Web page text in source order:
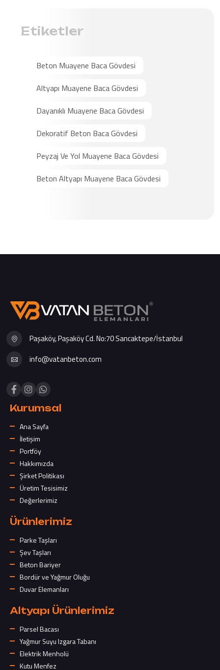
Etiketler
Beton Muayene Baca Gövdesi
Altyapı Muayene Baca Gövdesi
Dayanıklı Muayene Baca Gövdesi
Dekoratif Beton Baca Gövdesi
Peyzaj Ve Yol Muayene Baca Gövdesi
Beton Altyapı Muayene Baca Gövdesi
Paşaköy, Paşaköy Cd. No:70 Sancaktepe/İstanbul
info@vatanbeton.com
Kurumsal
Ana Sayfa
İletişim
Portföy
Hakkımızda
Şirket Politikası
Üretim Tesisimiz
Değerlerimiz
Ürünlerimiz
Parke Taşları
Şev Taşları
Beton Bariyer
Bordür ve Yağmur Oluğu
Duvar Elemanları
Altyapı Ürünlerimiz
Parsel Bacası
Yağmur Suyu Izgara Tabanı
Elektrik Menholü
Kutu Menfez